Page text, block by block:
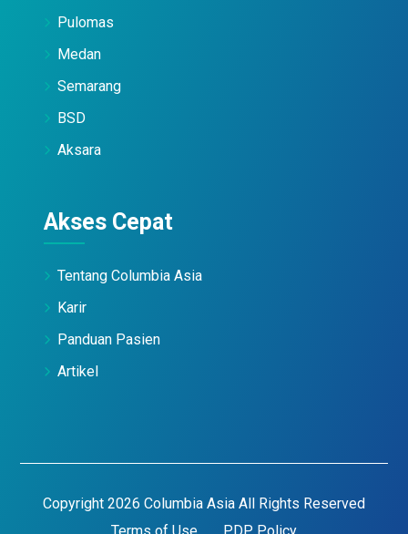
Pulomas
Medan
Semarang
BSD
Aksara
Akses Cepat
Tentang Columbia Asia
Karir
Panduan Pasien
Artikel
Copyright 2026 Columbia Asia All Rights Reserved
Terms of Use
PDP Policy